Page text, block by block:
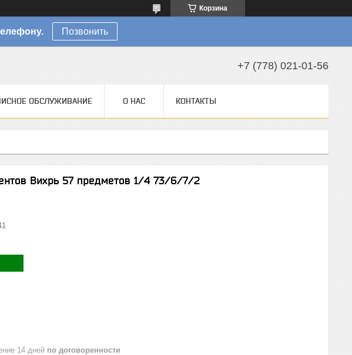
Корзина
Позвонить
+7 (778) 021-01-56
ОБСЛУЖИВАНИЕ О НАС КОНТАКТЫ
Вихрь 57 предметов 1/4 73/6/7/2
14 дней по договоренности